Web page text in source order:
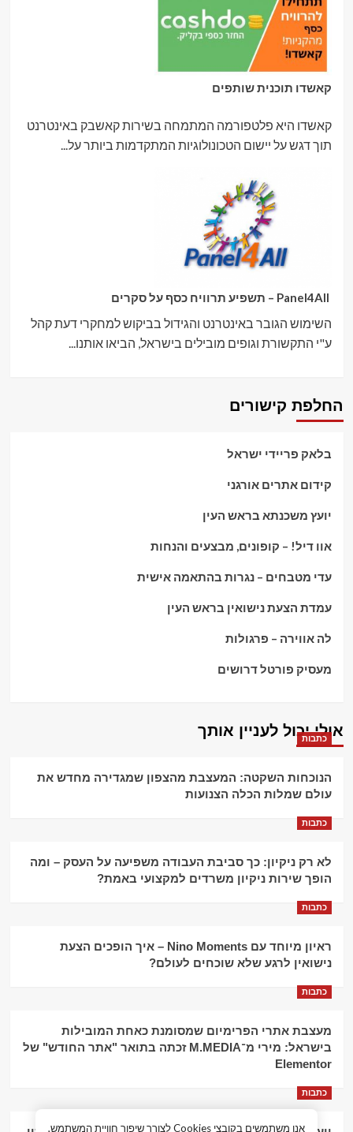
קאשדו תוכנית שותפים
קאשדו היא פלטפורמה המתמחה בשירות קאשבק באינטרנט
תוך דגש על יישום הטכונולוגיות המתקדמות ביותר על...
השימוש הגובר באינטרנט והגידול בביקוש למחקרי דעת קהל
ע"י התקשורת וגופים מובילים בישראל, הביאו אותנו...
החלפת קישורים
בלאק פריידי ישראל
קידום אתרים אורגני
יועץ משכנתא בראש העין
אוו דיל! – קופונים, מבצעים והנחות
עדי מטבחים – נגרות בהתאמה אישית
עמדת הצעת נישואין בראש העין
לה אווירה – פרגולות
מעסיק פורטל דרושים
אולי יכול לעניין אותך
כתבות
הנוכחות השקטה: המעצבת מהצפון שמגדירה מחדש את
עולם שמלות הכלה הצנועות
כתבות
לא רק ניקיון: כך סביבת העבודה משפיעה על העסק – ומה
הופך שירות ניקיון משרדים למקצועי באמת?
כתבות
ראיון מיוחד עם Nino Moments – איך הופכים הצעת
נישואין לרגע שלא שוכחים לעולם?
כתבות
מעצבת אתרי הפרימיום שמסומנת כאחת המובילות
בישראל: מירי מ־M.MEDIA זכתה בתואר "אתר החודש" של
Elementor
כתבות
אנו משתמשים בקובצי Cookies לצורך שיפור חוויית המשתמש,